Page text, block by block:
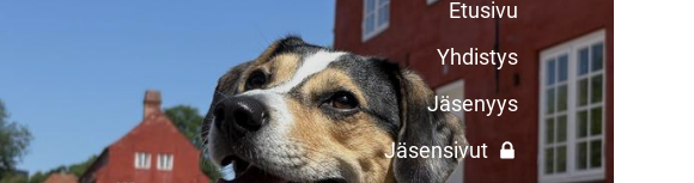
Etusivu
Yhdistys
Jäsenyys
Jäsensivut